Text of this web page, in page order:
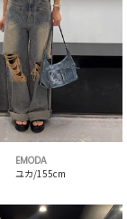
EMODA
ユカ/155cm